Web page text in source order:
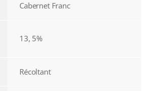
Cabernet Franc
13, 5%
Récoltant